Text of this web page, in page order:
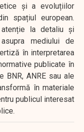
și a evoluțiilor
spațiul european.
la detaliu și
mediului de
în interpretarea
publicate în
BNR, ANRE sau ale
în materiale
publicul interesat